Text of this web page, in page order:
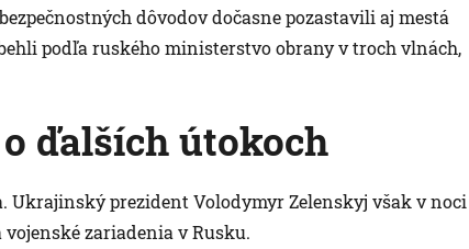
dôvodov dočasne pozastavili aj mestá
podľa ruského ministerstvo obrany v troch vlnách,
ďalších útokoch
prezident Volodymyr Zelenskyj však v noci
zariadenia v Rusku.